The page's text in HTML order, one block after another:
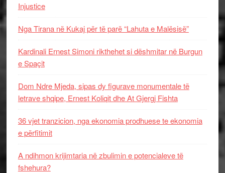
Injustice
Nga Tirana në Kukaj për të parë “Lahuta e Malësisë”
Kardinali Ernest Simoni rikthehet si dëshmitar në Burgun
e Spaçit
Dom Ndre Mjeda, sipas dy figurave monumentale të
letrave shqipe, Ernest Koliqit dhe At Gjergj Fishta
36 vjet tranzicion, nga ekonomia prodhuese te ekonomia
e përfitimit
A ndihmon krijimtaria në zbulimin e potencialeve të
fshehura?